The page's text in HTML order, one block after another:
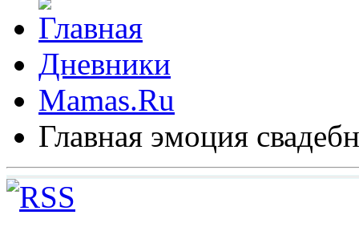
Дневники
Mamas.Ru
Главная эмоция